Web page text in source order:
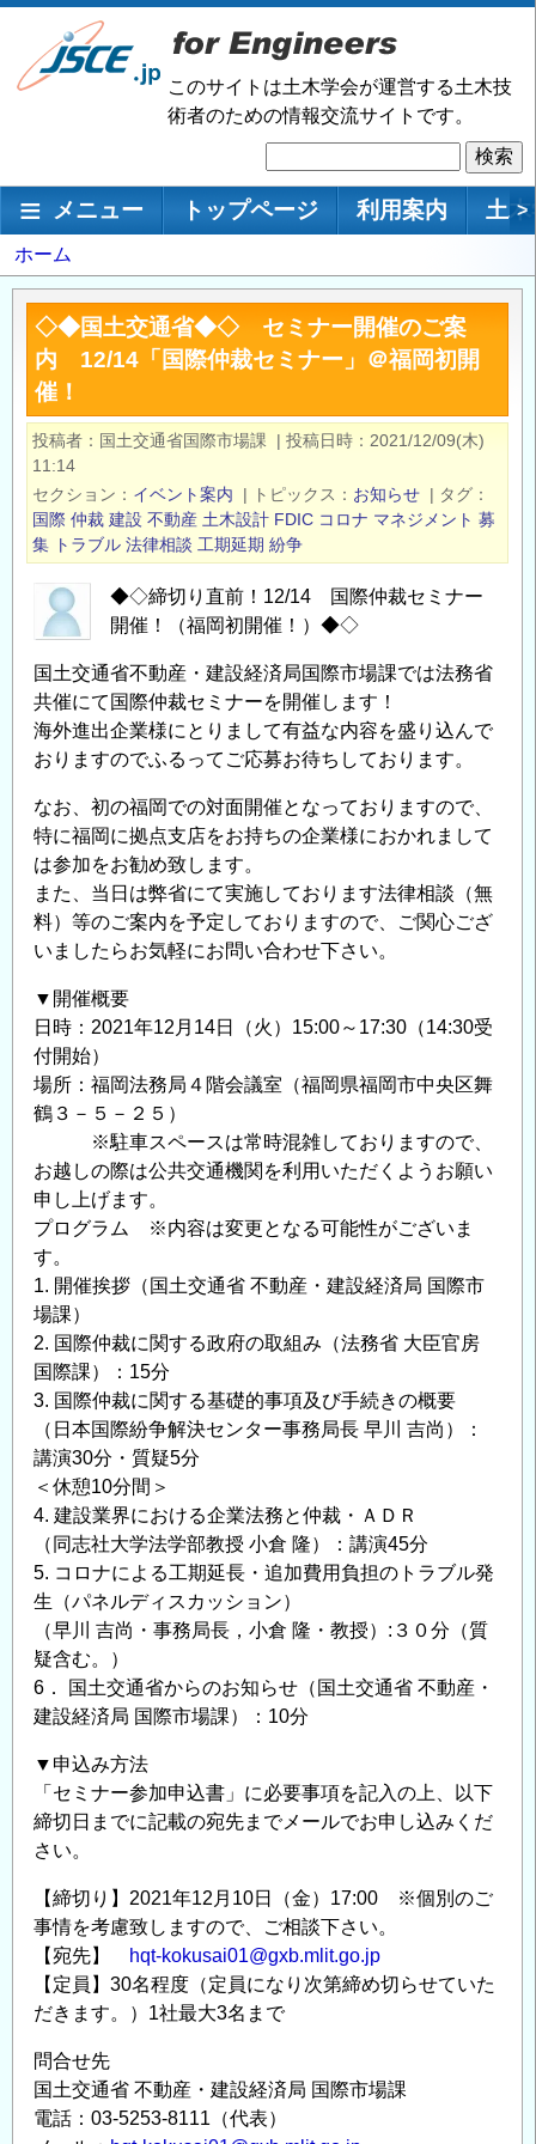
メ
ン
移
このサイトは土木学会が運営する土木技
術者のための情報交流サイトです。
索
メインナビゲーション
メニュー トップページ 利用案内 土 >
パ
ン
く
ず
ホーム
◇◆国土交通省◆◇ セミナー開催のご案
内 12/14「国際仲裁セミナー」＠福岡初開
催！
投稿者 国土交通省国際市場課 | 投稿日時
2021/12/09(木)
11:14
セクション
イベント案内 | トピックス お知らせ | タグ
国際 仲裁 建設 不動産 土木設計 FDIC コロナ マネジメント 募
集 トラブル 法律相談 工期延期 紛争
◆◇締切り直前！12/14 国際仲裁セミナー
開催！（福岡初開催！）◆◇
国土交通省不動産・建設経済局国際市場課では法務省
共催にて国際仲裁セミナーを開催します！
海外進出企業様にとりまして有益な内容を盛り込んで
おりますのでふるってご応募お待ちしております。
なお、初の福岡での対面開催となっておりますので、
特に福岡に拠点支店をお持ちの企業様におかれまして
は参加をお勧め致します。
また、当日は弊省にて実施しております法律相談（無
料）等のご案内を予定しておりますので、ご関心ござ
いましたらお気軽にお問い合わせ下さい。
▼開催概要
日時：2021年12月14日（火）15:00～17:30（14:30受
付開始）
場所：福岡法務局４階会議室（福岡県福岡市中央区舞
鶴３－５－２５）
※駐車スペースは常時混雑しておりますので、
お越しの際は公共交通機関を利用いただくようお願い
申し上げます。
プログラム ※内容は変更となる可能性がございま
す。
1. 開催挨拶（国土交通省 不動産・建設経済局 国際市
場課）
2. 国際仲裁に関する政府の取組み（法務省 大臣官房
国際課）：15分
3. 国際仲裁に関する基礎的事項及び手続きの概要
（日本国際紛争解決センター事務局長 早川 吉尚）：
講演30分・質疑5分
＜休憩10分間＞
4. 建設業界における企業法務と仲裁・ＡＤＲ
（同志社大学法学部教授 小倉 隆）：講演45分
5. コロナによる工期延長・追加費用負担のトラブル発
生（パネルディスカッション）
（早川 吉尚・事務局長，小倉 隆・教授）:３０分（質
疑含む。）
6． 国土交通省からのお知らせ（国土交通省 不動産・
建設経済局 国際市場課）：10分
▼申込み方法
「セミナー参加申込書」に必要事項を記入の上、以下
締切日までに記載の宛先までメールでお申し込みくだ
さい。
【締切り】2021年12月10日（金）17:00 ※個別のご
事情を考慮致しますので、ご相談下さい。
【宛先】
hqt-kokusai01@gxb.mlit.go.jp
【定員】30名程度（定員になり次第締め切らせていた
だきます。）1社最大3名まで
問合せ先
国土交通省 不動産・建設経済局 国際市場課
電話：03-5253-8111（代表）